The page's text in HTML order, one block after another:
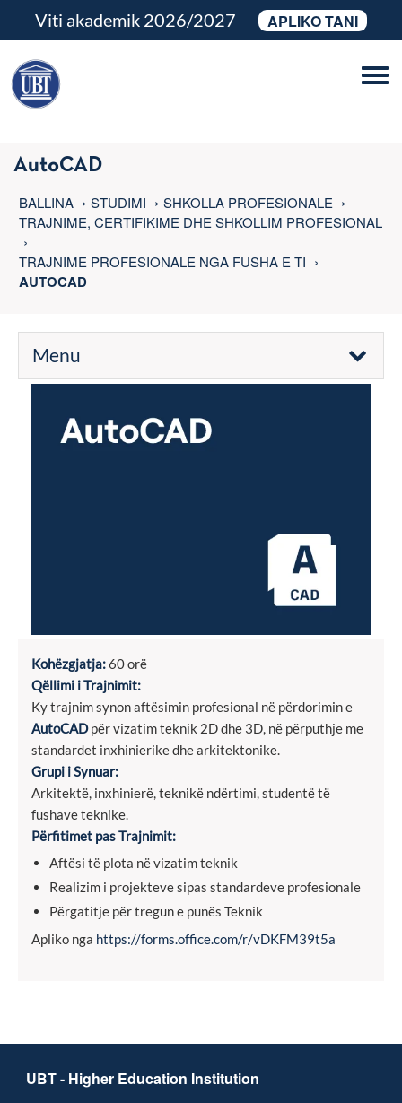
Viti akademik 2026/2027 APLIKO TANI
AutoCAD
BALLINA STUDIMI
SHKOLLA PROFESIONALE
TRAJNIME, CERTIFIKIME DHE SHKOLLIM PROFESIONAL
TRAJNIME PROFESIONALE NGA FUSHA E TI
AUTOCAD
Menu
Kohëzgjatja:60 orë
Qëllimi i Trajnimit:
Ky trajnim synon aftësimin profesional në përdorimin e
AutoCADpër vizatim teknik 2D dhe 3D, në përputhje me
standardet inxhinierike dhe arkitektonike.
Grupi i Synuar:
Arkitektë, inxhinierë, teknikë ndërtimi, studentë të
fushave teknike.
Përfitimet pas Trajnimit:
Aftësi të plota në vizatim teknik
Realizim i projekteve sipas standardeve profesionale
Përgatitje për tregun e punës Teknik
Apliko nga https://forms.office.com/r/vDKFM39t5a
UBT - Higher Education Institution